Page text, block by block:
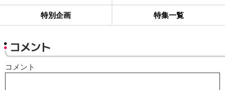
特別企画 特集一覧
コメント
コメント